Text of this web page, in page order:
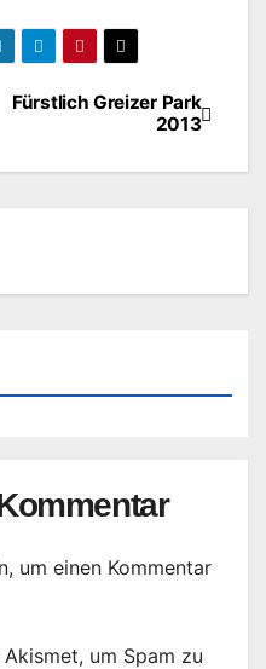
Fürstlich Greizer Park
2013
um einen Kommentar
um Spam zu